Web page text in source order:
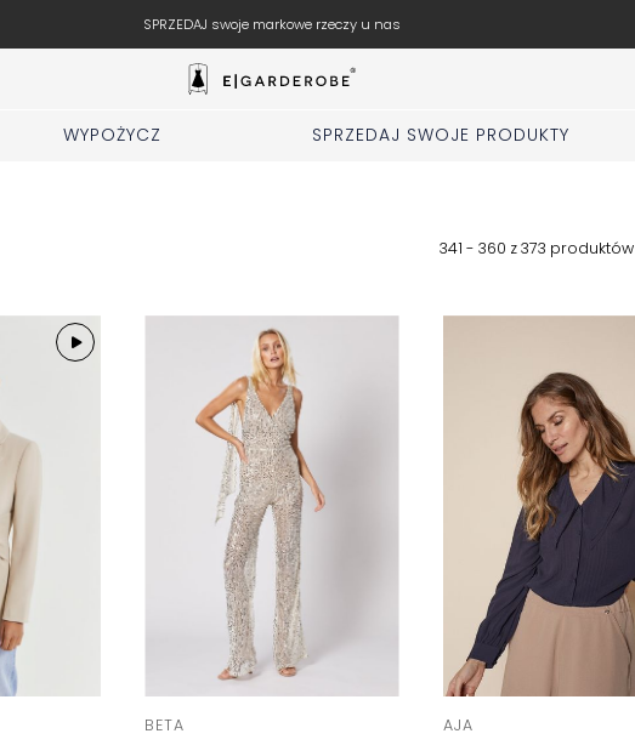
WYPOŻYCZ SPRZEDAJ SWOJE PRODUKTY
341 - 360 z373 produktów
BETA AJA